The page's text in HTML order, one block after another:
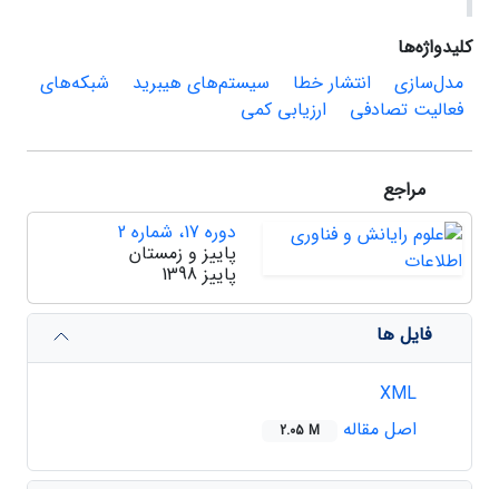
کلیدواژه‌ها
مدل‌سازی
انتشار خطا سیستم‌های هیبرید
شبکه‌های
فعالیت تصادفی
ارزیابی کمی
مراجع
دوره 17، شماره 2
پاییز و زمستان
پاییز 1398
فایل ها
اصل مقاله
2.05 M